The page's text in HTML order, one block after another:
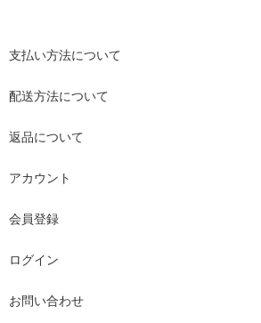
支払い方法について
配送方法について
返品について
アカウント
会員登録
ログイン
お問い合わせ